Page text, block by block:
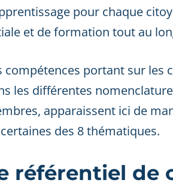
pour chaque
et de formation tout au
compétences portant sur les
les différentes
apparaissent ici de
des 8 thématiques.
référentiel de